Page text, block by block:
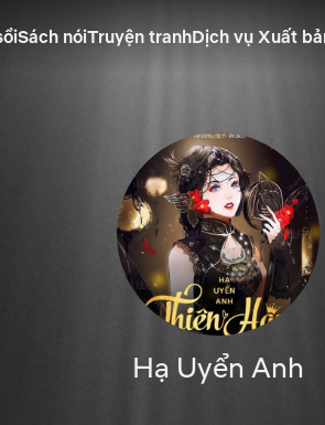
Sách nóiTruyện tranhDịch vụ Xuất
Hạ Uyển Anh